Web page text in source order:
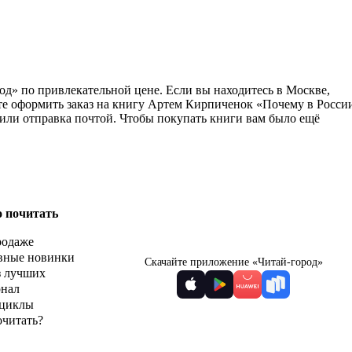
по привлекательной цене. Если вы находитесь в Москве,
оформить заказ на книгу Артем Кирпиченок «Почему в
отправка почтой. Чтобы покупать книги вам было ещё
почитать
новинки
лучших
Скачайте приложение «Читай-город»